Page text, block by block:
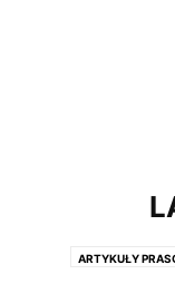
ARTYKUŁY